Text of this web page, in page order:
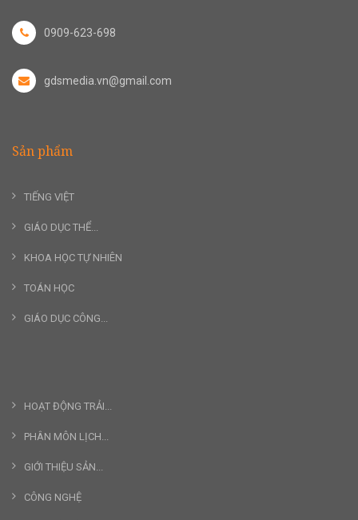
0909-623-698
gdsmedia.vn@gmail.com
Sản phẩm
TIẾNG VIỆT
GIÁO DỤC THỂ...
KHOA HỌC TỰ NHIÊN
TOÁN HỌC
GIÁO DỤC CÔNG...
HOẠT ĐỘNG TRẢI...
PHÂN MÔN LỊCH...
GIỚI THIỆU SẢN...
CÔNG NGHỆ